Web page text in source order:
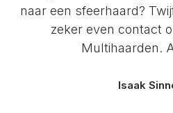
naar een sfeerhaard?
zeker even contact
Multihaarden.
Isaak